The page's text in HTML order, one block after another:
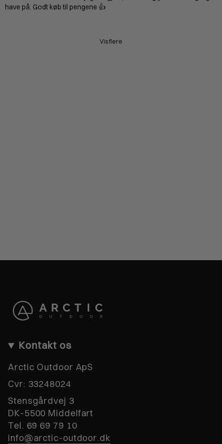
have på. Godt køb til pengene 👍
Vis flere
Kontakt os
Arctic Outdoor ApS
Cvr: 33248024
Stensgårdvej 3
DK-5500 Middelfart
Tel. 69 69 79 10
info@arctic-outdoor.dk